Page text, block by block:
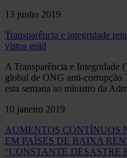
13 junho 2019
Transparência e integridade
vistos gold
A Transparência e Integridade
global de ONG anti-corrupção
esta semana ao ministro da
10 janeiro 2019
AUMENTOS CONTÍNUOS
EM PAÍSES DE BAIXA
“CONSTANTE DESASTRE